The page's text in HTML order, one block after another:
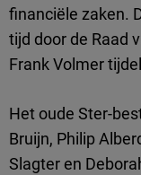
financiële zaken.
tijd door de Raad
Frank Volmer
Het oude Ster-
Bruijn, Philip
Slagter en